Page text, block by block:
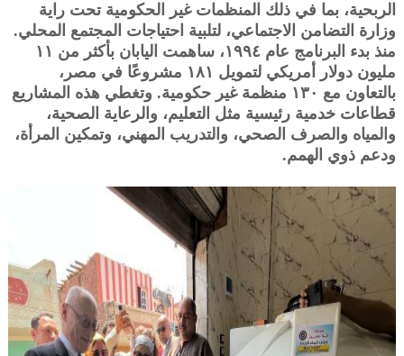
الربحية، بما في ذلك المنظمات غير الحكومية تحت راية
وزارة التضامن الاجتماعي، لتلبية احتياجات المجتمع المحلي.
منذ بدء البرنامج عام ١٩٩٤، ساهمت اليابان بأكثر من ١١
مليون دولار أمريكي لتمويل ١٨١ مشروعًا في مصر،
بالتعاون مع ١٣٠ منظمة غير حكومية. وتغطي هذه المشاريع
قطاعات خدمية رئيسية مثل التعليم، والرعاية الصحية،
والمياه والصرف الصحي، والتدريب المهني، وتمكين المرأة،
ودعم ذوي الهمم.